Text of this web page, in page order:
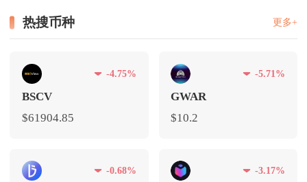
热搜币种 更多+
-4.75%
BSCV
$61904.85
-5.71%
GWAR
$10.2
-0.68% -3.17%